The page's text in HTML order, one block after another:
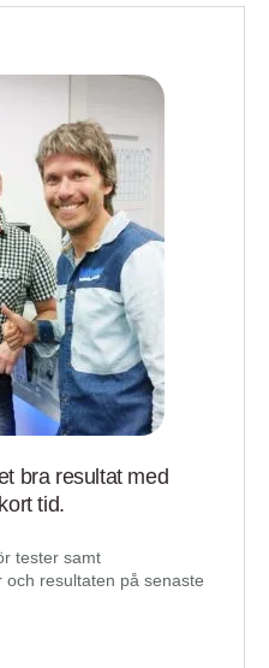
bra resultat med
tid.
tester samt
resultaten på senaste